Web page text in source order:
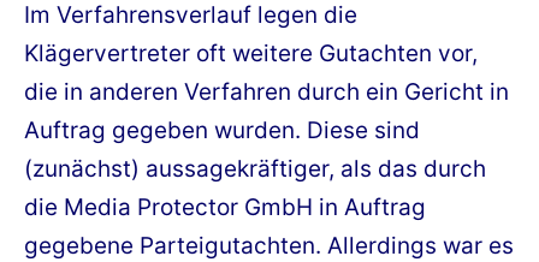
Im Verfahrensverlauf legen die
Klägervertreter oft weitere Gutachten vor,
die in anderen Verfahren durch ein Gericht in
Auftrag gegeben wurden. Diese sind
(zunächst) aussagekräftiger, als das durch
die Media Protector GmbH in Auftrag
gegebene Parteigutachten. Allerdings war es